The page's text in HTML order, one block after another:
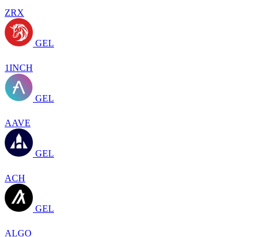
ZRX
GEL
1INCH
GEL
AAVE
GEL
ACH
GEL
ALGO